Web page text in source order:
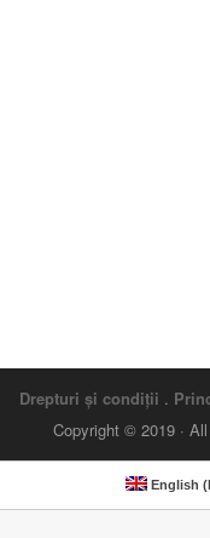
Drepturi și condiții .
Copyright © 2019 ·
English (